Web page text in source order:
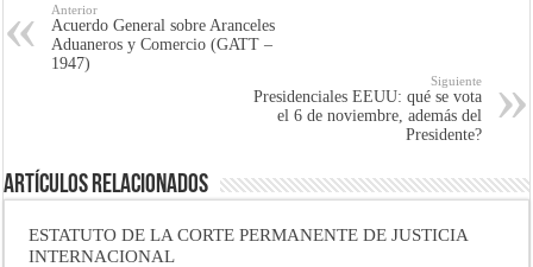
Anterior
Acuerdo General sobre Aranceles
Aduaneros y Comercio (GATT –
1947)
Siguiente
Presidenciales EEUU: qué se vota
el 6 de noviembre, además del
Presidente?
Artículos Relacionados
ESTATUTO DE LA CORTE PERMANENTE DE JUSTICIA
INTERNACIONAL